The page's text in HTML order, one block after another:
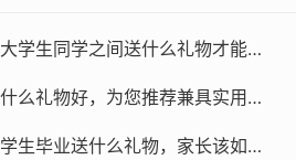
毕业季与生日季到来，大学生同学之间送什么礼物才能既有心意又有文化底蕴，让人爱不释手？
深度解析小学生毕业送什么礼物好，为您推荐兼具实用与文化底蕴的专属定制好礼！
毕业季至，关于北京小学生毕业送什么礼物，家长该如何挑选一份兼具文化底蕴的伴手礼？